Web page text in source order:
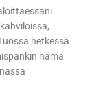
hetkessä
nämä